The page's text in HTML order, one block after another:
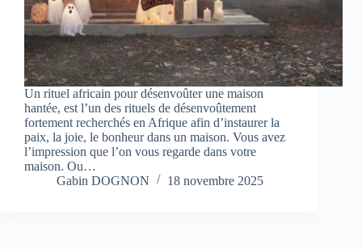
Un rituel africain pour désenvoûter une maison
hantée, est l’un des rituels de désenvoûtement
fortement recherchés en Afrique afin d’instaurer la
paix, la joie, le bonheur dans un maison. Vous avez
l’impression que l’on vous regarde dans votre
maison. Ou…
Gabin DOGNON
18 novembre 2025